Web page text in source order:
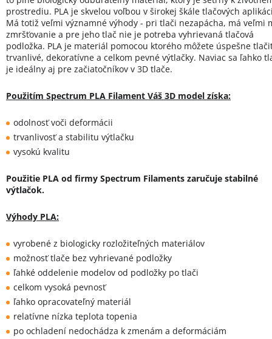
prostrediu. PLA je skvelou voľbou v širokej škále tlačových
Má totiž veľmi významné výhody - pri tlači nezapácha, má veľmi
zmršťovanie a pre jeho tlač nie je potreba vyhrievaná tlačová
podložka. PLA je materiál pomocou ktorého môžete úspešne
trvanlivé, dekoratívne a celkom pevné výtlačky. Naviac sa ľahko
je ideálny aj pre začiatočníkov v 3D tlače.
Použitím Spectrum PLA Filament Váš 3D model získa:
odolnosť voči deformácii
trvanlivosť a stabilitu výtlačku
vysokú kvalitu
Použitie PLA od firmy Spectrum Filaments zaručuje stabilné
výtlačok.
Výhody PLA:
vyrobené z biologicky rozložiteľných materiálov
možnosť tlače bez vyhrievané podložky
ľahké oddelenie modelov od podložky po tlači
celkom vysoká pevnosť
ľahko opracovateľný materiál
relatívne nízka teplota topenia
po ochladení nedochádza k zmenám a deformáciám